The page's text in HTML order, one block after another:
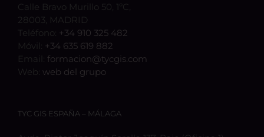
Calle Bravo Murillo 50, 1ºC,
28003, MADRID
Teléfono: +34 910 325 482
Móvil: +34 635 619 882
Email: formacion@tycgis.com
Web: web del grupo
TYC GIS ESPAÑA – MÁLAGA